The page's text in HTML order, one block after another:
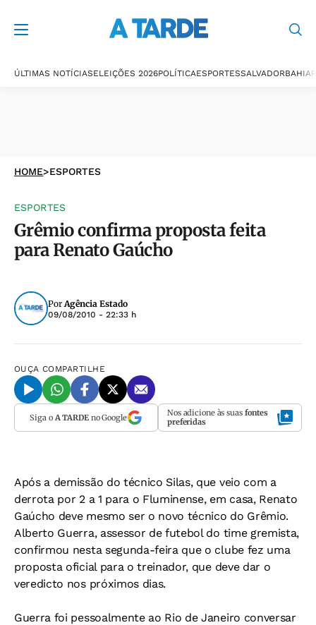
ÚLTIMAS NOTÍCIASELEIÇÕES 2026POLÍTICAESPORTESSALVADORBAHIA
HOME>ESPORTES
ESPORTES
Grêmio confirma proposta feita
para Renato Gaúcho
PorAgência Estado
09/08/2010 - 22:33 h
OUÇA COMPARTILHE
Siga o A TARDEno Google Nos adicione às suas fontes
preferidas
Após a demissão do técnico Silas, que veio com a
derrota por 2 a 1 para o Fluminense, em casa, Renato
Gaúcho deve mesmo ser o novo técnico do Grêmio.
Alberto Guerra, assessor de futebol do time gremista,
confirmou nesta segunda-feira que o clube fez uma
proposta oficial para o treinador, que deve dar o
veredicto nos próximos dias.
Guerra foi pessoalmente ao Rio de Janeiro conversar